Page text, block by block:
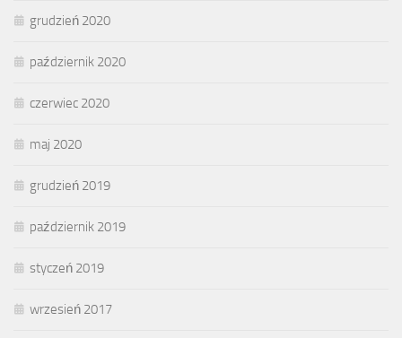
grudzień 2020
październik 2020
czerwiec 2020
maj 2020
grudzień 2019
październik 2019
styczeń 2019
wrzesień 2017